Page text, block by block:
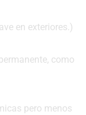
en exteriores.)
como
pero menos